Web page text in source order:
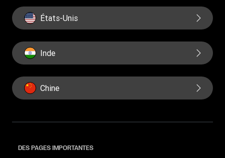
États-Unis
Inde
Chine
DES PAGES IMPORTANTES